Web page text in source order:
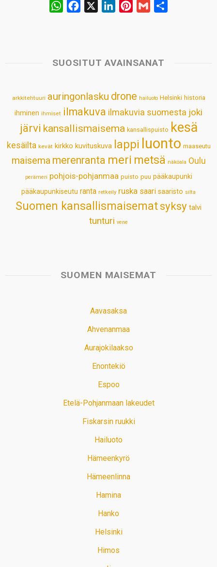
W
s
p
b
k
e
n
e
s
t
l
SUOSITUT AVAINSANAT
arkkitehtuuri auringonlasku drone hailuoto Helsinki historia
ihminen ihmiset ilmakuva ilmakuvia suomesta joki
järvi kansallismaisema kansallispuisto kesä
kesäilta kevät kirkko kuvituskuva lappi luonto maaseutu
maisema merenranta meri metsä näköala Oulu
perämeri pohjois-pohjanmaa puisto puu pääkaupunki
pääkaupunkiseutu ranta retkeily ruska saari saaristo silta
Suomen kansallismaisematsyksy talvi
tunturi vene
SUOMEN MAISEMAT
Aavasaksa
Ahvenanmaa
Aurajokilaakso
Enontekiö
Espoo
Etelä-Pohjanmaan lakeudet
Fiskarsin ruukki
Hailuoto
Hämeenkyrö
Hämeenlinna
Hamina
Hanko
Helsinki
Himos